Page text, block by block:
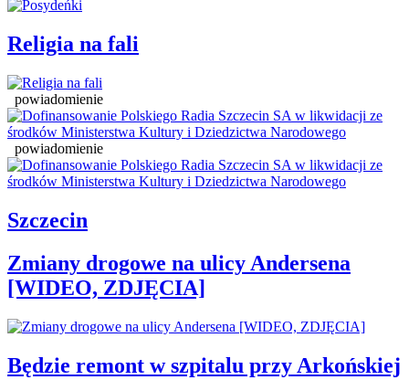
Religia na fali
powiadomienie
powiadomienie
Szczecin
Zmiany drogowe na ulicy Andersena
[WIDEO, ZDJĘCIA]
Będzie remont w szpitalu przy Arkońskiej